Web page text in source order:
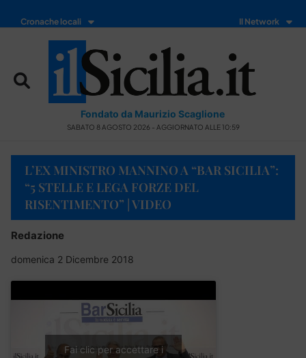
Cronache locali Il Network
Fondato da Maurizio Scaglione
SABATO 8 AGOSTO 2026 - AGGIORNATO ALLE 10:59
L’EX MINISTRO MANNINO A “BAR SICILIA”:
“5 STELLE E LEGA FORZE DEL
RISENTIMENTO” | VIDEO
Redazione
domenica 2 Dicembre 2018
Fai clic per accettare i